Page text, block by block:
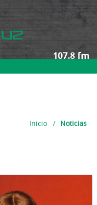
107.8 fm
Inicio / Noticias